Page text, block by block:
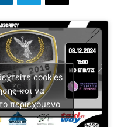
cookies
και να
περιεχόμενο